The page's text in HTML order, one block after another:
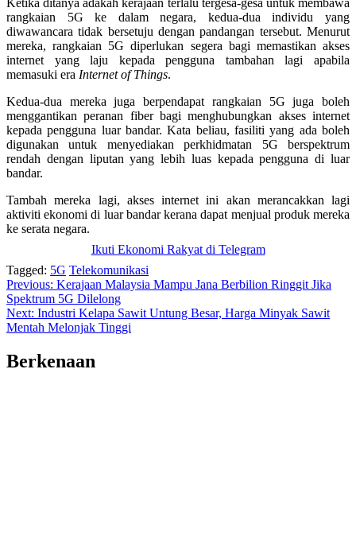
rangkaian 5G ke dalam negara, kedua-dua individu yang
diwawancara tidak bersetuju dengan pandangan tersebut. Menurut
mereka, rangkaian 5G diperlukan segera bagi memastikan akses
internet yang laju kepada pengguna tambahan lagi apabila
memasuki era Internet of Things.
Kedua-dua mereka juga berpendapat rangkaian 5G juga boleh
menggantikan peranan fiber bagi menghubungkan akses internet
kepada pengguna luar bandar. Kata beliau, fasiliti yang ada boleh
digunakan untuk menyediakan perkhidmatan 5G berspektrum
rendah dengan liputan yang lebih luas kepada pengguna di luar
bandar.
Tambah mereka lagi, akses internet ini akan merancakkan lagi
aktiviti ekonomi di luar bandar kerana dapat menjual produk mereka
ke serata negara.
Ikuti Ekonomi Rakyat di Telegram
Tagged: 5G Telekomunikasi
Post
navigation
Previous: Kerajaan Malaysia Mampu Jana Berbilion Ringgit Jika
Spektrum 5G Dilelong
Next: Industri Kelapa Sawit Untung Besar, Harga Minyak Sawit
Mentah Melonjak Tinggi
Berkenaan